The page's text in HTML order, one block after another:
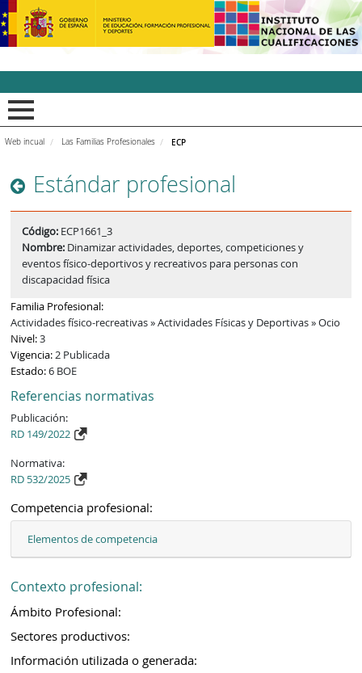
INCUAl - Instituto
Web incual Las Familias Profesionales ECP
Estándar profesional
Código: ECP1661_3
Nombre: Dinamizar actividades, deportes, competiciones y
eventos físico-deportivos y recreativos para personas con
discapacidad física
Familia Profesional:
Actividades físico-recreativas » Actividades Físicas y Deportivas » Ocio
Nivel:3
Vigencia:2 Publicada
Estado:6 BOE
Referencias normativas
Publicación:
RD 149/2022
Normativa:
RD 532/2025
Competencia profesional:
Elementos de competencia
Contexto profesional:
Ámbito Profesional:
Sectores productivos:
Información utilizada o generada: